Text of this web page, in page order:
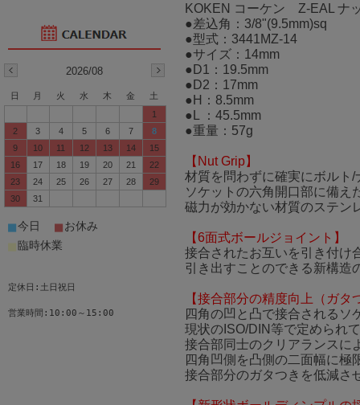
KOKEN コーケン Z-EAL ナ
●差込角：3/8"(9.5mm)sq
●型式：3441MZ-14
●サイズ：14mm
●D1：19.5mm
●D2：17mm
●H：8.5mm
●L ：45.5mm
●重量：57g
【Nut Grip】
材質を問わずに確実にボルト/
ソケットの六角開口部に備え
磁力が効かない材質のステン
【6面式ボールジョイント】
接合されたお互いを引き付け
引き出すことのできる新構造
【接合部分の精度向上（ガタ
四角の凹と凸で接合されるソ
現状のISO/DIN等で定められ
接合部同士のクリアランスに
四角凹側を凸側の二面幅に極
接合部分のガタつきを低減さ
2026/08
日 月 火 水 木 金
土
1
2
3 4 5 6 7
8
9
10 11 12 13 14
15
16
17 18 19 20 21
22
23
24 25 26 27 28
29
30
31
■今日 ■お休み
■臨時休業
定休日:土日祝日
営業時間:10:00～15:00